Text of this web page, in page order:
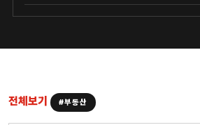
전체보기 #부동산